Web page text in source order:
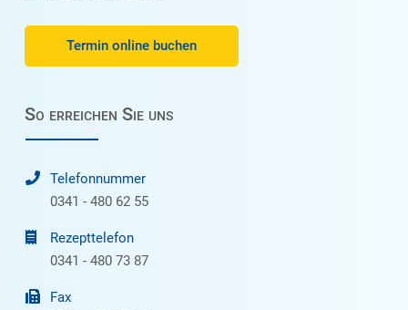
Termin online buchen
So erreichen Sie uns
Telefonnummer
0341 - 480 62 55
Rezepttelefon
0341 - 480 73 87
Fax